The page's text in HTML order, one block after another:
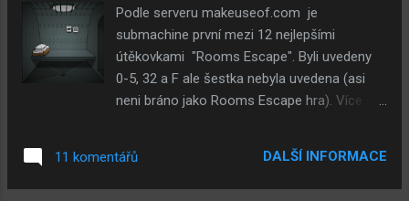
Podle serveru makeuseof.com je
submachine první mezi 12 nejlepšími
útěkovkami "Rooms Escape". Byli uvedeny
0-5, 32 a F ale šestka nebyla uvedena (asi
neni bráno jako Rooms Escape hra). Více si
se týče dalších věcí a to facebooku. Brzy se
dočkáte nových místností v SNEE na FB
můžete najít pár screenshootů těchto míst.
11 komentářů DALŠÍ INFORMACE